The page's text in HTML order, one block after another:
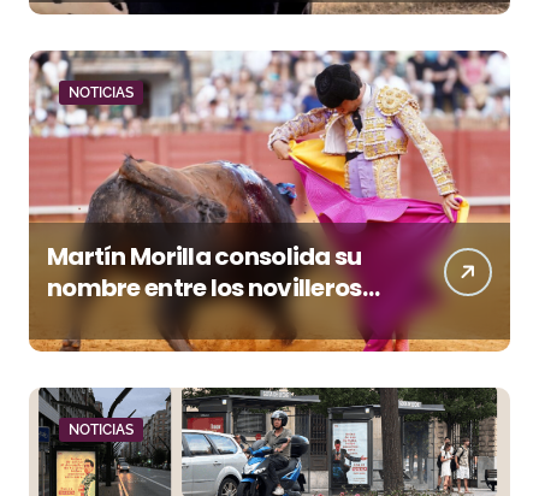
NOTICIAS
Martín Morilla consolida su
nombre entre los novilleros
con mayor proyección
NOTICIAS